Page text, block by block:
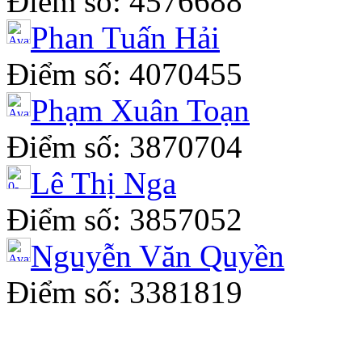
Phan Tuấn Hải
Điểm số: 4070455
Phạm Xuân Toạn
Điểm số: 3870704
Lê Thị Nga
Điểm số: 3857052
Nguyễn Văn Quyền
Điểm số: 3381819